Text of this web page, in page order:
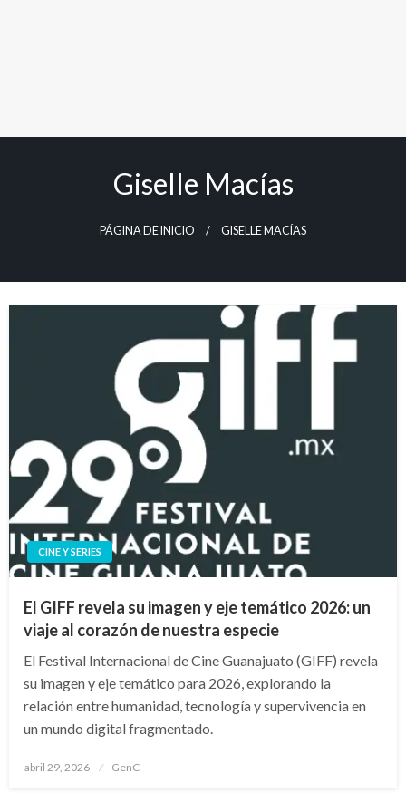
Giselle Macías
PÁGINA DE INICIO GISELLE MACÍAS
CINE Y SERIES
El GIFF revela su imagen y eje temático 2026: un
viaje al corazón de nuestra especie
El Festival Internacional de Cine Guanajuato (GIFF) revela
su imagen y eje temático para 2026, explorando la
relación entre humanidad, tecnología y supervivencia en
un mundo digital fragmentado.
Publicado
abril 29, 2026 GenC